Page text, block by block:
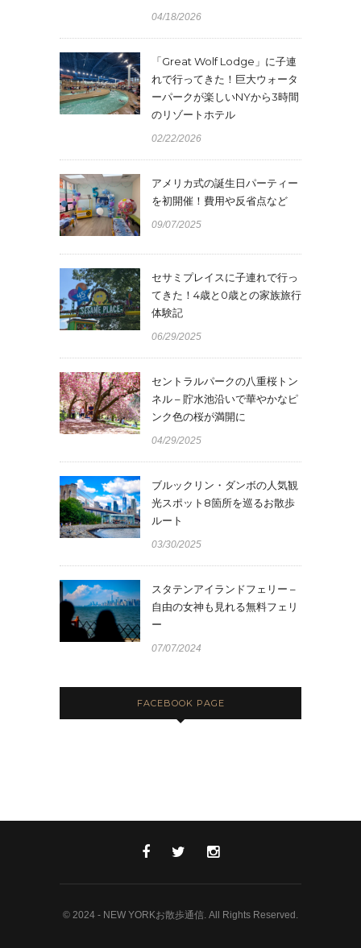
04/18/2026
「Great Wolf Lodge」に子連
れで行ってきた！巨大ウォータ
ーパークが楽しいNYから3時間
のリゾートホテル
02/22/2026
アメリカ式の誕生日パーティー
を初開催！費用や反省点など
09/07/2025
セサミプレイスに子連れで行っ
てきた！4歳と0歳との家族旅行
体験記
06/29/2025
セントラルパークの八重桜トン
ネル – 貯水池沿いで華やかなピ
ンク色の桜が満開に
04/29/2025
ブルックリン・ダンボの人気観
光スポット8箇所を巡るお散歩
ルート
03/30/2025
スタテンアイランドフェリー –
自由の女神も見れる無料フェリ
ー
07/07/2024
FACEBOOK PAGE
© 2024 - NEW YORKお散歩通信. All Rights Reserved.